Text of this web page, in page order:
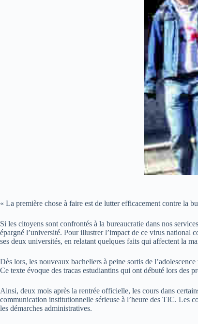
« La première chose à faire est de lutter efficacement contre la
Si les citoyens sont confrontés à la bureaucratie dans nos
épargné l’université. Pour illustrer l’impact de ce virus national
ses deux universités, en relatant quelques faits qui affectent la
Dès lors, les nouveaux bacheliers à peine sortis de
Ce texte évoque des tracas estudiantins qui ont débuté lors des
Ainsi, deux mois après la rentrée officielle, les cours dans
communication institutionnelle sérieuse à l’heure des TIC. Les
les démarches administratives.